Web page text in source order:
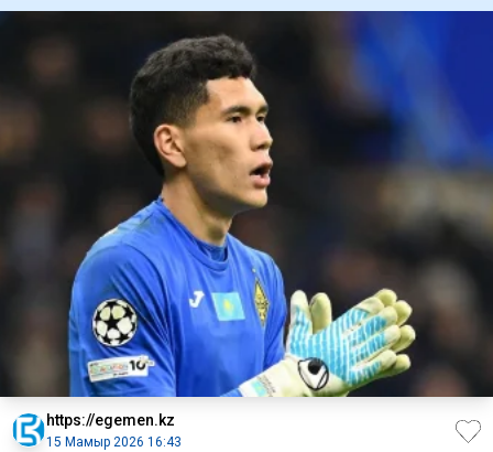
https://egemen.kz
15 Мамыр 2026 16:43